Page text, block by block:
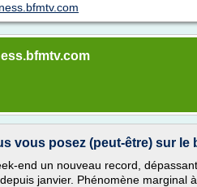
vous posez (peut-être) sur le
end un nouveau record,
janvier. Phénomène marginal